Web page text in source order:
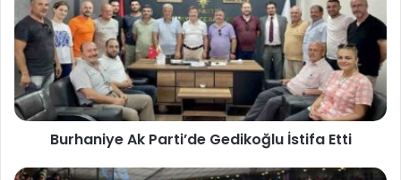
Burhaniye Ak Parti’de Gedikoğlu İstifa Etti